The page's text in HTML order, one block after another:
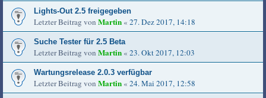
Lights-Out 2.5 freigegeben
Letzter Beitrag von Martin « 27. Dez 2017, 14:18
Suche Tester für 2.5 Beta
Letzter Beitrag von Martin « 23. Okt 2017, 12:03
Wartungsrelease 2.0.3 verfügbar
Letzter Beitrag von Martin « 24. Mai 2017, 12:58